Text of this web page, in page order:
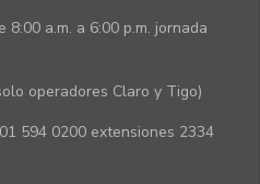
8:00 a.m. a 6:00 p.m. jornada
operadores Claro y Tigo)
594 0200 extensiones 2334